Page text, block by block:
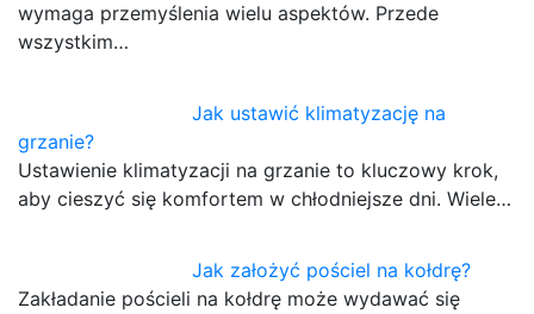
wymaga przemyślenia wielu aspektów. Przede
wszystkim…
Jak ustawić klimatyzację na
grzanie?
Ustawienie klimatyzacji na grzanie to kluczowy krok,
aby cieszyć się komfortem w chłodniejsze dni. Wiele…
Jak założyć pościel na kołdrę?
Zakładanie pościeli na kołdrę może wydawać się